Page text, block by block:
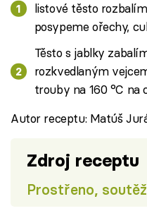
listové těsto
posypeme ořechy,
Těsto s jablky
rozkvedlaným
trouby na 160 °C na
Autor receptu: Matúš
Zdroj receptu
Prostřeno,